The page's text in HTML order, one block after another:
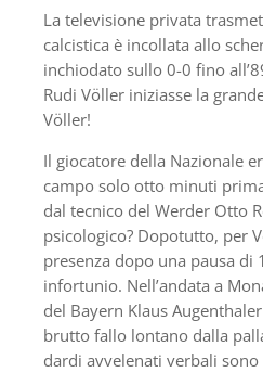
La televisione privata
calcistica è incollata allo
inchiodato sullo 0-0 fino
Rudi Völler iniziasse la
Völler!
Il giocatore della Nazionale
campo solo otto minuti
dal tecnico del Werder Otto
psicologico? Dopotutto, per
presenza dopo una pausa di
infortunio. Nell’andata a
del Bayern Klaus
brutto fallo lontano dalla
dardi avvelenati verbali